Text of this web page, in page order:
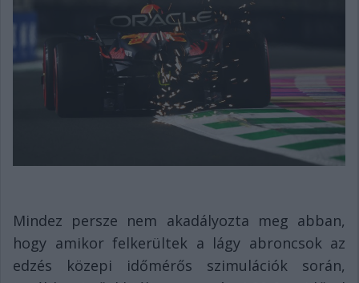
Mindez persze nem akadályozta meg abban,
hogy amikor felkerültek a lágy abroncsok az
edzés közepi időmérős szimulációk során,